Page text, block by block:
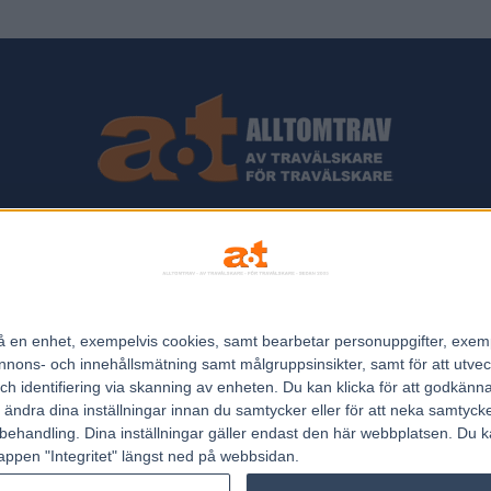
enhet, exempelvis cookies, samt bearbetar personuppgifter,
och innehållsmätning samt målgruppsinsikter, samt för att
identifiering via skanning av enheten. Du kan klicka för att
dina inställningar innan du samtycker eller för att neka
Dina inställningar gäller endast den här webbplatsen. Du
"Integritet" längst ned på webbsidan.
Allt Om Trav - För Travälskare - Av Travälskare - sedan 2005.
Kontakta oss:kontakt@regemedia.se